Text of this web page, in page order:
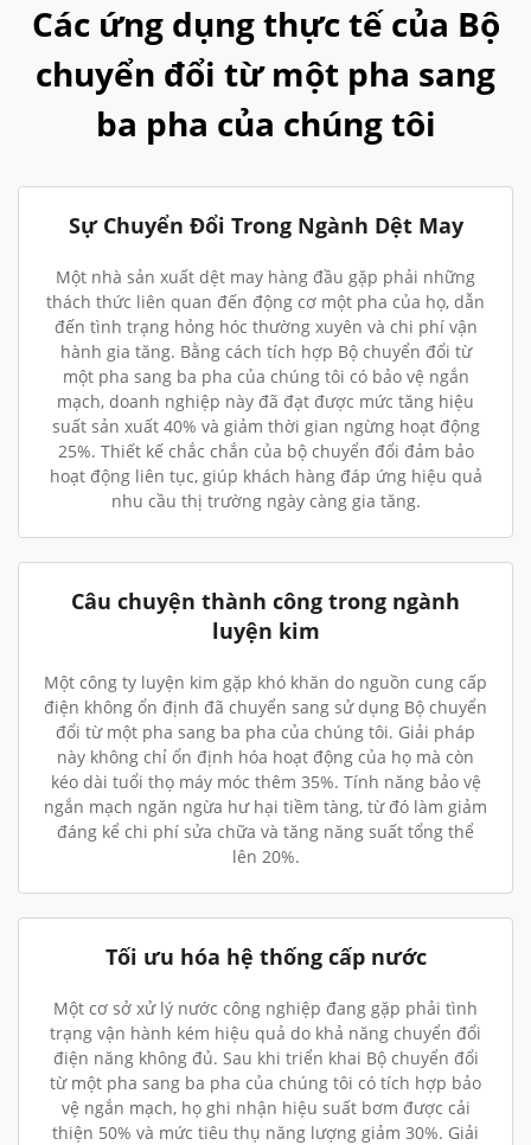
Các ứng dụng thực tế của Bộ
chuyển đổi từ một pha sang
ba pha của chúng tôi
Sự Chuyển Đổi Trong Ngành Dệt May
Một nhà sản xuất dệt may hàng đầu gặp phải những
thách thức liên quan đến động cơ một pha của họ, dẫn
đến tình trạng hỏng hóc thường xuyên và chi phí vận
hành gia tăng. Bằng cách tích hợp Bộ chuyển đổi từ
một pha sang ba pha của chúng tôi có bảo vệ ngắn
mạch, doanh nghiệp này đã đạt được mức tăng hiệu
suất sản xuất 40% và giảm thời gian ngừng hoạt động
25%. Thiết kế chắc chắn của bộ chuyển đổi đảm bảo
hoạt động liên tục, giúp khách hàng đáp ứng hiệu quả
nhu cầu thị trường ngày càng gia tăng.
Câu chuyện thành công trong ngành
luyện kim
Một công ty luyện kim gặp khó khăn do nguồn cung cấp
điện không ổn định đã chuyển sang sử dụng Bộ chuyển
đổi từ một pha sang ba pha của chúng tôi. Giải pháp
này không chỉ ổn định hóa hoạt động của họ mà còn
kéo dài tuổi thọ máy móc thêm 35%. Tính năng bảo vệ
ngắn mạch ngăn ngừa hư hại tiềm tàng, từ đó làm giảm
đáng kể chi phí sửa chữa và tăng năng suất tổng thể
lên 20%.
Tối ưu hóa hệ thống cấp nước
Một cơ sở xử lý nước công nghiệp đang gặp phải tình
trạng vận hành kém hiệu quả do khả năng chuyển đổi
điện năng không đủ. Sau khi triển khai Bộ chuyển đổi
từ một pha sang ba pha của chúng tôi có tích hợp bảo
vệ ngắn mạch, họ ghi nhận hiệu suất bơm được cải
thiện 50% và mức tiêu thụ năng lượng giảm 30%. Giải